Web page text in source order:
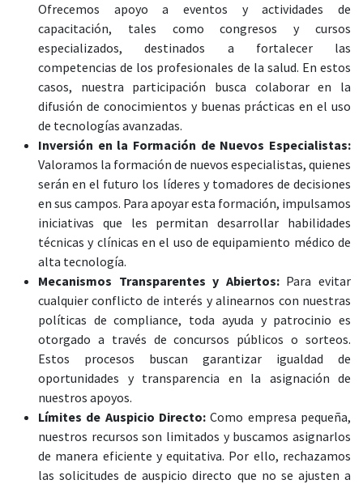
Ofrecemos apoyo a eventos y actividades de
capacitación, tales como congresos y cursos
especializados, destinados a fortalecer las
competencias de los profesionales de la salud. En estos
casos, nuestra participación busca colaborar en la
difusión de conocimientos y buenas prácticas en el uso
de tecnologías avanzadas.
Inversión en la Formación de Nuevos Especialistas:
Valoramos la formación de nuevos especialistas, quienes
serán en el futuro los líderes y tomadores de decisiones
en sus campos. Para apoyar esta formación, impulsamos
iniciativas que les permitan desarrollar habilidades
técnicas y clínicas en el uso de equipamiento médico de
alta tecnología.
Mecanismos Transparentes y Abiertos:Para evitar
cualquier conflicto de interés y alinearnos con nuestras
políticas de compliance, toda ayuda y patrocinio es
otorgado a través de concursos públicos o sorteos.
Estos procesos buscan garantizar igualdad de
oportunidades y transparencia en la asignación de
nuestros apoyos.
Límites de Auspicio Directo: Como empresa pequeña,
nuestros recursos son limitados y buscamos asignarlos
de manera eficiente y equitativa. Por ello, rechazamos
las solicitudes de auspicio directo que no se ajusten a